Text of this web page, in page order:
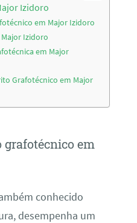
Izidoro
em Major Izidoro
Izidoro
em Major
Grafotécnico em Major
grafotécnico em
conhecido
desempenha um